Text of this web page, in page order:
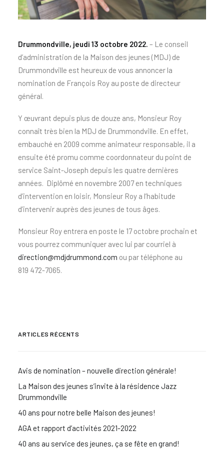
Drummondville, jeudi 13 octobre 2022. – Le conseil
d’administration de la Maison des jeunes (MDJ) de
Drummondville est heureux de vous annoncer la
nomination de François Roy au poste de directeur
général.
Y œuvrant depuis plus de douze ans, Monsieur Roy
connaît très bien la MDJ de Drummondville. En effet,
embauché en 2009 comme animateur responsable, il a
ensuite été promu comme coordonnateur du point de
service Saint-Joseph depuis les quatre dernières
années. Diplômé en novembre 2007 en techniques
d’intervention en loisir, Monsieur Roy a l’habitude
d’intervenir auprès des jeunes de tous âges.
Monsieur Roy entrera en poste le 17 octobre prochain et
vous pourrez communiquer avec lui par courriel à
direction@mdjdrummond.com ou par téléphone au
819 472-7065.
ARTICLES RÉCENTS
Avis de nomination – nouvelle direction générale!
La Maison des jeunes s’invite à la résidence Jazz
Drummondville
40 ans pour notre belle Maison des jeunes!
AGA et rapport d’activités 2021-2022
40 ans au service des jeunes, ça se fête en grand!